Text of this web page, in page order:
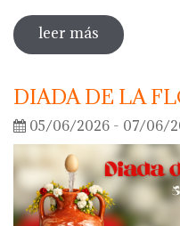
leer más sobre
que queda
DIADA DE LA
05/06/2026 - 07/06/